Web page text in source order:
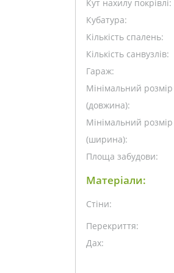
Кут нахилу покрівлі:
Кубатура:
Кількість спалень:
Кількість санвузлів:
Гараж:
Мінімальний розмір
(довжина):
Мінімальний розмір
(ширина):
Площа забудови:
Матеріали:
Стіни:
Перекриття:
Дах: